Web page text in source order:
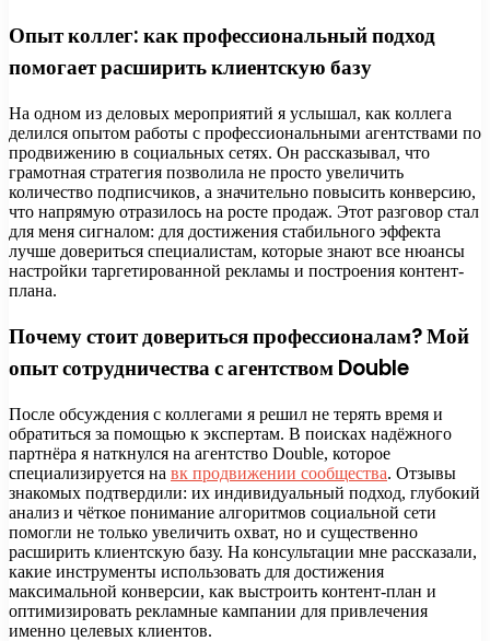
Опыт коллег: как профессиональный подход
помогает расширить клиентскую базу
На одном из деловых мероприятий я услышал, как коллега
делился опытом работы с профессиональными агентствами по
продвижению в социальных сетях. Он рассказывал, что
грамотная стратегия позволила не просто увеличить
количество подписчиков, а значительно повысить конверсию,
что напрямую отразилось на росте продаж. Этот разговор стал
для меня сигналом: для достижения стабильного эффекта
лучше довериться специалистам, которые знают все нюансы
настройки таргетированной рекламы и построения контент-
плана.
Почему стоит довериться профессионалам? Мой
опыт сотрудничества с агентством Double
После обсуждения с коллегами я решил не терять время и
обратиться за помощью к экспертам. В поисках надёжного
партнёра я наткнулся на агентство Double, которое
специализируется на вк продвижении сообщества. Отзывы
знакомых подтвердили: их индивидуальный подход, глубокий
анализ и чёткое понимание алгоритмов социальной сети
помогли не только увеличить охват, но и существенно
расширить клиентскую базу. На консультации мне рассказали,
какие инструменты использовать для достижения
максимальной конверсии, как выстроить контент-план и
оптимизировать рекламные кампании для привлечения
именно целевых клиентов.